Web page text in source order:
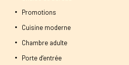
Promotions
Cuisine moderne
Chambre adulte
Porte d’entrée